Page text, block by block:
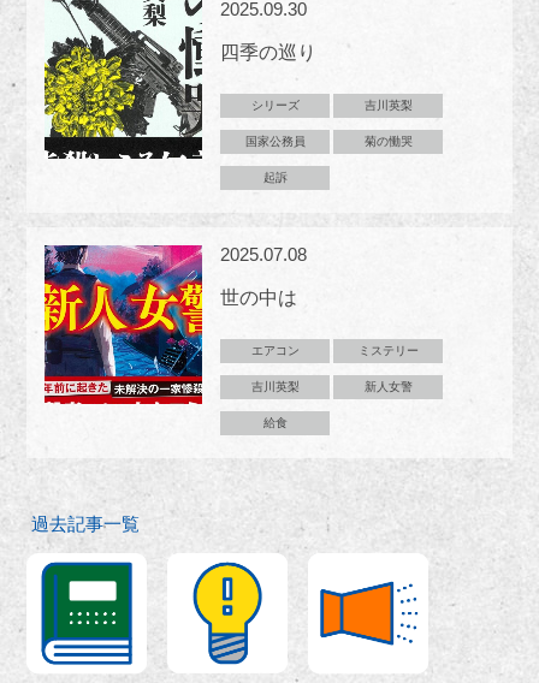
2025.09.30
四季の巡り
シリーズ 吉川英梨
国家公務員 菊の慟哭
起訴
2025.07.08
世の中は
エアコン ミステリー
吉川英梨 新人女警
給食
過去記事一覧